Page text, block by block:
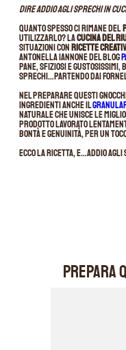
Dire addio agli sprechi in
Quanto spesso ci rimane del
utilizzarlo? Lacucina del
situazioni conricette
Antonella Iannone del blog
pane, sfiziosi e
sprechi…partendo dai
Nel preparare questi
ingredienti anche il
naturale che unisce le
prodotto lavorato
bontà e genuinità, per un
Ecco la ricetta, e…addio agli
PREPARA